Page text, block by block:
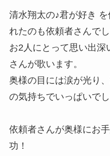
清水翔太の♪君が好き
れたのも依頼者さんでし
お2人にとって思い出
さんが歌います。
奥様の目には涙が光り
の気持ちでいっぱいでし
依頼者さんが奥様にお
功！